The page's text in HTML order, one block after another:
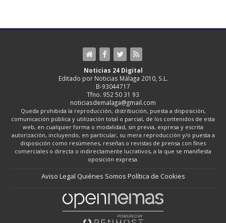
Noticias 24 Digital
Editado por Noticias Málaga 2010, S.L.
B-93044717
Tfno. 952 50 31 93
noticiasdemalaga@gmail.com
Queda prohibida la reproducción, distribución, puesta a disposición,
comunicación pública y utilización total o parcial, de los contenidos de esta
web, en cualquier forma o modalidad, sin previa, expresa y escrita
autorización, incluyendo, en particular, su mera reproducción y/o puesta a
disposición como resúmenes, reseñas o revistas de prensa con fines
comerciales o directa o indirectamente lucrativos, a la que se manifiesta
oposición expresa.
Aviso Legal Quiénes Somos Política de Cookies